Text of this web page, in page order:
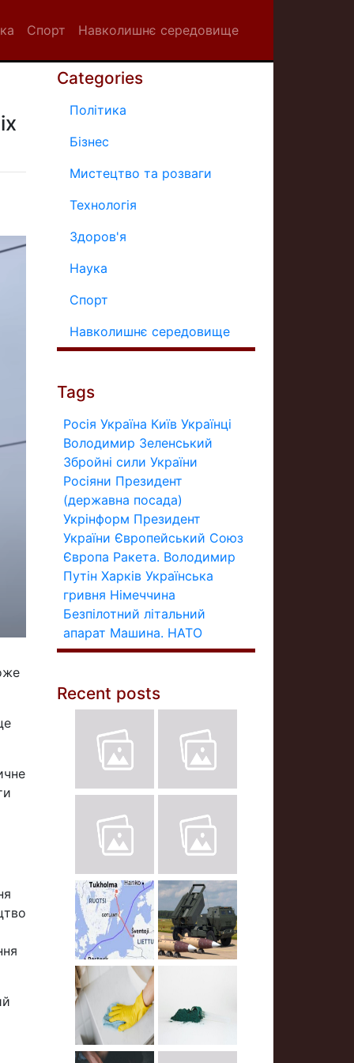
Спорт Навколишнє середовище
Categories
Політика
Бізнес
Мистецтво та розваги
Технологія
Здоров'я
Наука
Спорт
Навколишнє середовище
Tags
Росія Україна Київ Українці
Володимир Зеленський
Збройні сили України
Росіяни Президент
(державна посада)
Укрінформ Президент
України Європейський Союз
Європа Ракета. Володимир
Путін Харків Українська
гривня Німеччина
Безпілотний літальний
апарат Машина. НАТО
Recent posts